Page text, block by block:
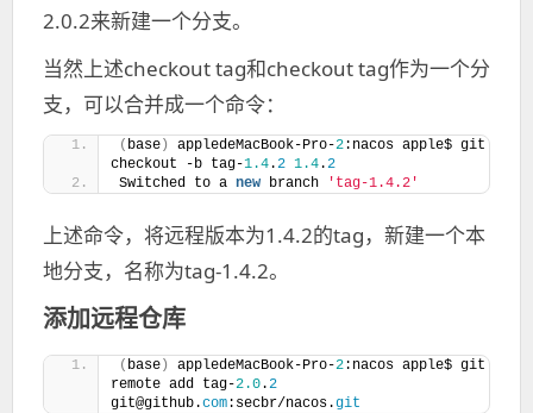
2.0.2来新建一个分支。
当然上述checkout tag和checkout tag作为一个分
支，可以合并成一个命令：
( base ) appledeMacBook-Pro-2:nacos apple$ git
checkout -b tag-1.4.2 1.4.2
Switched to a new branch 'tag-1.4.2'
上述命令，将远程版本为1.4.2的tag，新建一个本
地分支，名称为tag-1.4.2。
添加远程仓库
( base ) appledeMacBook-Pro-2:nacos apple$ git
remote add tag-2.0.2
git@github.com:secbr/nacos.git